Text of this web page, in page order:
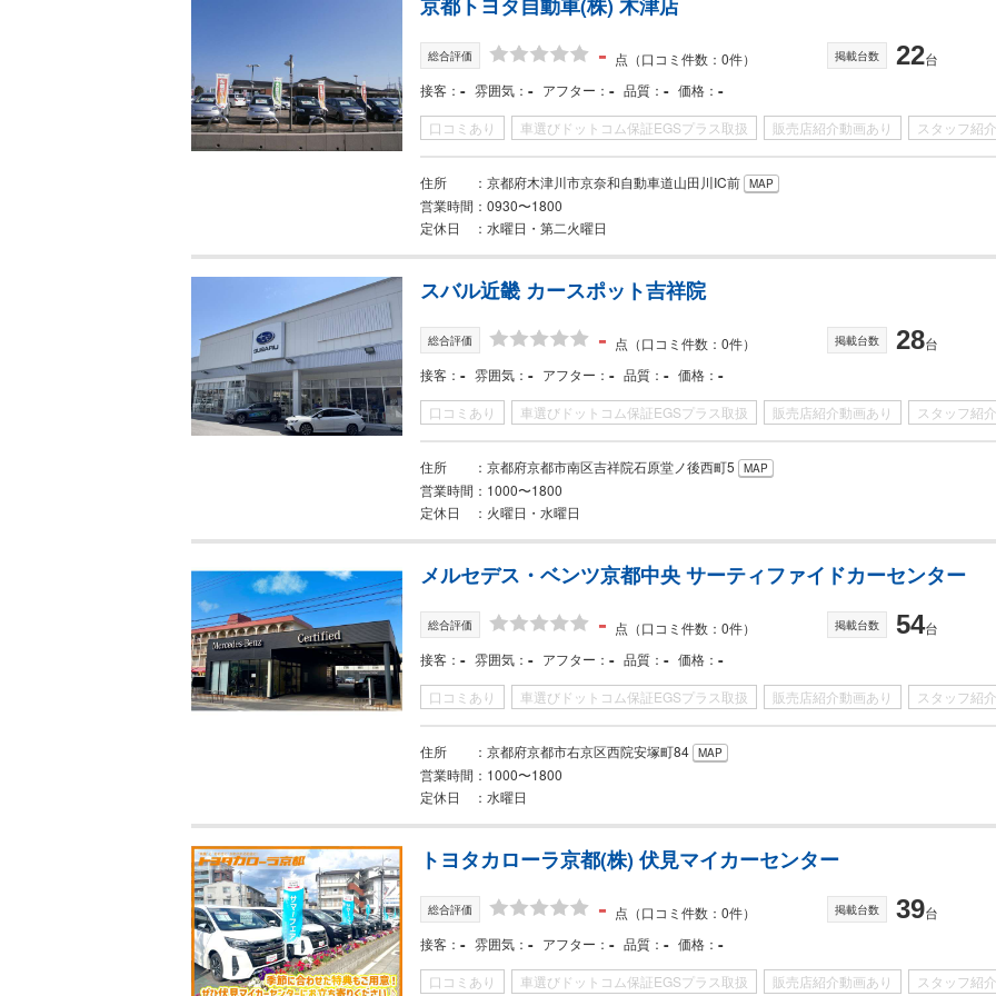
総合評価 - 点 （口コミ件数：0件）
接客
- 雰囲気 - アフター - 品質 - 価格 -
掲載台数 22台
口コミあり 車選びドットコム保証EGSプラス取扱 販売店紹介動画あり スタッフ紹
住所 京都府木津川市京奈和自動車道山田川IC前 MAP
営業時間
0930〜1800
定休日
水曜日・第二火曜日
スバル近畿 カースポット吉祥院
総合評価 - 点 （口コミ件数：0件）
接客
- 雰囲気 - アフター - 品質 - 価格 -
掲載台数 28台
口コミあり 車選びドットコム保証EGSプラス取扱 販売店紹介動画あり スタッフ紹
住所 京都府京都市南区吉祥院石原堂ノ後西町5 MAP
営業時間
1000〜1800
定休日
火曜日・水曜日
メルセデス・ベンツ京都中央 サーティファイドカーセンター
総合評価 - 点 （口コミ件数：0件）
接客
- 雰囲気 - アフター - 品質 - 価格 -
掲載台数 54台
口コミあり 車選びドットコム保証EGSプラス取扱 販売店紹介動画あり スタッフ紹
住所 京都府京都市右京区西院安塚町84 MAP
営業時間
1000〜1800
定休日
水曜日
トヨタカローラ京都(株) 伏見マイカーセンター
総合評価 - 点 （口コミ件数：0件）
接客
- 雰囲気 - アフター - 品質 - 価格 -
掲載台数 39台
口コミあり 車選びドットコム保証EGSプラス取扱 販売店紹介動画あり スタッフ紹